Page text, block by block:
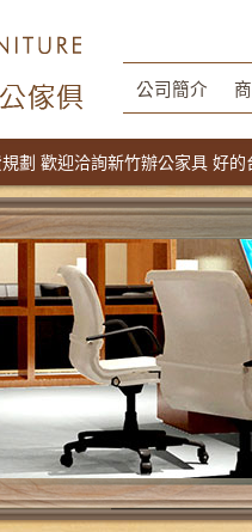
公司簡介
洽詢新竹辦公家具 好的台中